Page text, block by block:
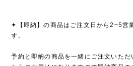
✦【即納】の商品はご注文日から2~5営
す。
予約と即納の商品を一緒にご注文いた